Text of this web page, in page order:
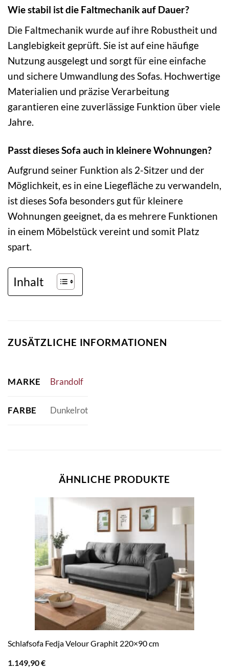
Wie stabil ist die Faltmechanik auf Dauer?
Die Faltmechanik wurde auf ihre Robustheit und
Langlebigkeit geprüft. Sie ist auf eine häufige
Nutzung ausgelegt und sorgt für eine einfache
und sichere Umwandlung des Sofas. Hochwertige
Materialien und präzise Verarbeitung
garantieren eine zuverlässige Funktion über viele
Jahre.
Passt dieses Sofa auch in kleinere Wohnungen?
Aufgrund seiner Funktion als 2-Sitzer und der
Möglichkeit, es in eine Liegefläche zu verwandeln,
ist dieses Sofa besonders gut für kleinere
Wohnungen geeignet, da es mehrere Funktionen
in einem Möbelstück vereint und somit Platz
spart.
Inhalt
ZUSÄTZLICHE INFORMATIONEN
MARKE Brandolf
FARBE Dunkelrot
ÄHNLICHE PRODUKTE
Schlafsofa Fedja Velour Graphit 220×90 cm
1.149,90€